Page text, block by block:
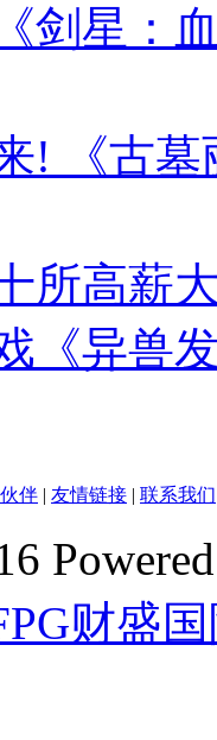
剑星：
! 《古
所高薪
《异兽
伴 | 友情链接 | 联系我们
财盛